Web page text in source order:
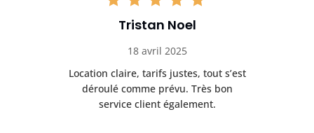
Tristan Noel
18 avril 2025
Location claire, tarifs justes, tout s’est
déroulé comme prévu. Très bon
service client également.